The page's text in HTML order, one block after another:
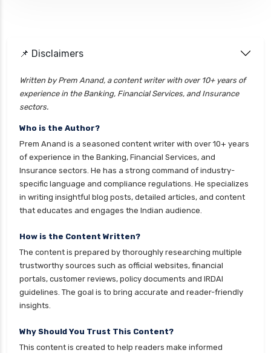
📌 Disclaimers
Written by Prem Anand, a content writer with over 10+ years of
experience in the Banking, Financial Services, and Insurance
sectors.
Who is the Author?
Prem Anand is a seasoned content writer with over 10+ years
of experience in the Banking, Financial Services, and
Insurance sectors. He has a strong command of industry-
specific language and compliance regulations. He specializes
in writing insightful blog posts, detailed articles, and content
that educates and engages the Indian audience.
How is the Content Written?
The content is prepared by thoroughly researching multiple
trustworthy sources such as official websites, financial
portals, customer reviews, policy documents and IRDAI
guidelines. The goal is to bring accurate and reader-friendly
insights.
Why Should You Trust This Content?
This content is created to help readers make informed